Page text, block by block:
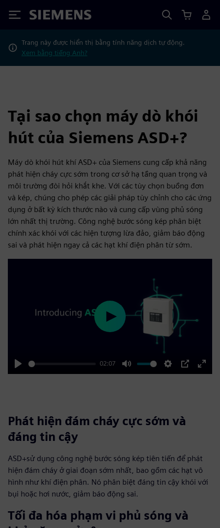
Siemens
Trang này được hiển thị bằng tính năng dịch tự động.
Xem bằng tiếng Anh?
Tại sao chọn máy dò khói
hút của Siemens ASD+?
Máy dò khói hút khí ASD+ của Siemens cung cấp khả năng
phát hiện cháy cực sớm trong cơ sở hạ tầng quan trọng và
môi trường đòi hỏi khắt khe. Với các tùy chọn buồng đơn
và kép, chúng cho phép các giải pháp tùy chỉnh cho các ứng
dụng ở bất kỳ kích thước nào và cung cấp vùng phủ sóng
lớn nhất thị trường. Công nghệ bước sóng kép phân biệt
chính xác khói với các hiện tượng lừa đảo, giảm báo động
sai và phát hiện ngay cả các hạt khí điện phân từ sớm.
Play
02:07
Mute Settings
PIP
Enter
Play
Phát hiện đám cháy cực sớm và
đáng tin cậy
ASD+sử dụng công nghệ bước sóng kép tiên tiến để phát
hiện đám cháy ở giai đoạn sớm nhất, bao gồm các hạt vô
hình như khí điện phân. Nó phân biệt đáng tin cậy khói với
bụi hoặc hơi nước, giảm báo động sai.
Tối đa hóa phạm vi phủ sóng và